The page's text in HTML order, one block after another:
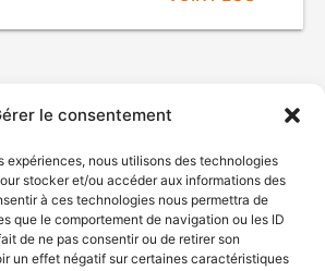
le consentement
expériences, nous utilisons des technologies
stocker et/ou accéder aux informations des
à ces technologies nous permettra de
que le comportement de navigation ou les ID
de ne pas consentir ou de retirer son
un effet négatif sur certaines caractéristiques